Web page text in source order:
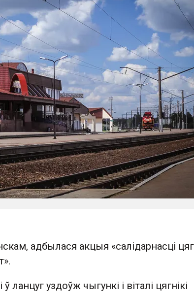
адбылася акцыя «салідарнасці
ланцуг уздоўж чыгункі і віталі цягнікі